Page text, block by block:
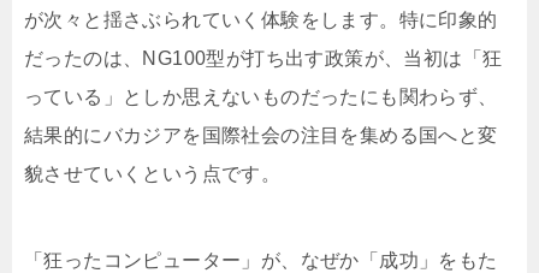
が次々と揺さぶられていく体験をします。特に印象的
だったのは、NG100型が打ち出す政策が、当初は「狂
っている」としか思えないものだったにも関わらず、
結果的にバカジアを国際社会の注目を集める国へと変
貌させていくという点です。
「狂ったコンピューター」が、なぜか「成功」をもた